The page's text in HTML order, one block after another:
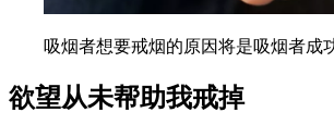
吸烟者想要戒烟的原因将是吸烟者成
欲望从未帮助我戒掉